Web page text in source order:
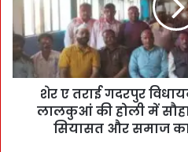
शेर ए तराई गदरपुर
लालकुआं की होली में
सियासत और समाज